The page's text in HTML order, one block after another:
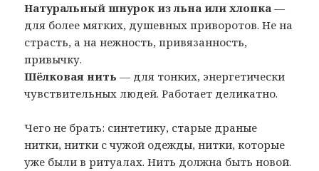
Натуральный шнурок из льна или хлопка —
для более мягких, душевных приворотов. Не на
страсть, а на нежность, привязанность,
привычку.
Шёлковая нить — для тонких, энергетически
чувствительных людей. Работает деликатно.
Чего не брать: синтетику, старые драные
нитки, нитки с чужой одежды, нитки, которые
уже были в ритуалах. Нить должна быть новой.